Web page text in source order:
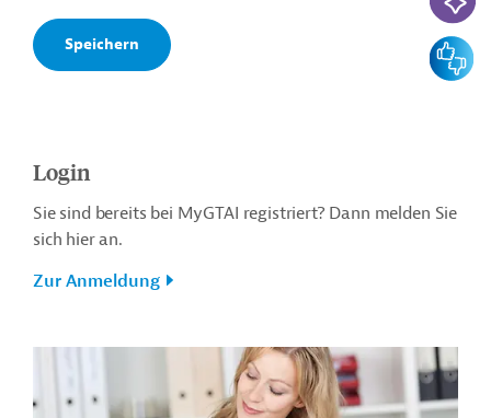
Login
Sie sind bereits bei MyGTAI registriert? Dann melden Sie
sich hier an.
Zur Anmeldung